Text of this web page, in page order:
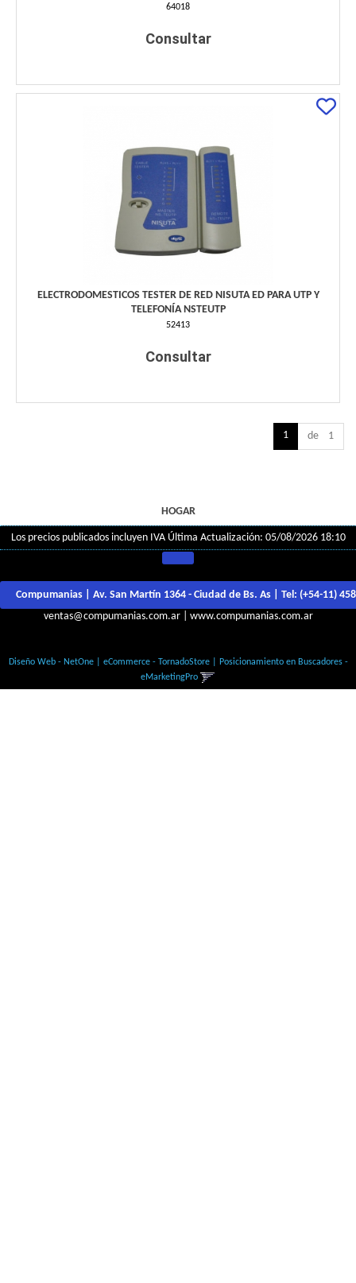
64018
Consultar
ELECTRODOMESTICOS TESTER DE RED NISUTA ED PARA UTP Y
TELEFONÍA NSTEUTP
52413
Consultar
1 de 1
HOGAR
Los precios publicados incluyen IVA Última Actualización: 05/08/2026 18:10
Compumanias | Av. San Martín 1364 - Ciudad de Bs. As | Tel: (+54-11)
ventas@compumanias.com.ar| www.compumanias.com.ar
Diseño Web - NetOne| eCommerce - TornadoStore| Posicionamiento en Buscadores -
eMarketingPro